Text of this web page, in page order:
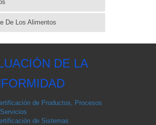
De Los Alimentos
DE LA
de Productos, Procesos
de Sistemas